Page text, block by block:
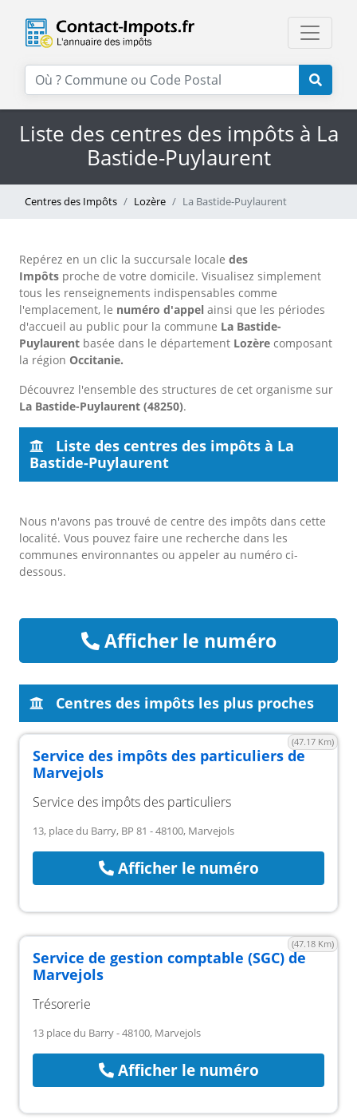
Liste des centres des impôts à La
Bastide-Puylaurent
Centres des Impôts Lozère La Bastide-Puylaurent
Repérez en un clic la succursale locale des
Impôts proche de votre domicile. Visualisez simplement
tous les renseignements indispensables comme
l'emplacement, le numéro d'appel ainsi que les périodes
d'accueil au public pour la commune La Bastide-
Puylaurent basée dans le département Lozère composant
la région Occitanie.
Découvrez l'ensemble des structures de cet organisme sur
La Bastide-Puylaurent (48250).
Liste des centres des impôts à La
Bastide-Puylaurent
Nous n'avons pas trouvé de centre des impôts dans cette
localité. Vous pouvez faire une recherche dans les
communes environnantes ou appeler au numéro ci-
dessous.
Afficher le numéro
Centres des impôts les plus proches
(47.17 Km)
Service des impôts des particuliers de
Marvejols
Service des impôts des particuliers
13, place du Barry, BP 81 - 48100, Marvejols
Afficher le numéro
(47.18 Km)
Service de gestion comptable (SGC) de
Marvejols
Trésorerie
13 place du Barry - 48100, Marvejols
Afficher le numéro